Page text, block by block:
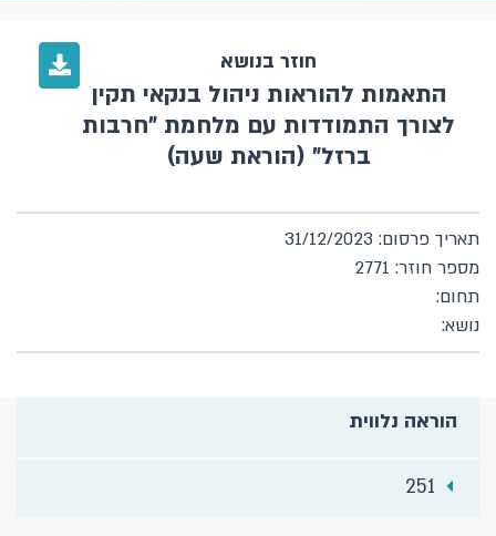
חוזר בנושא
התאמות להוראות ניהול בנקאי תקין
לצורך התמודדות עם מלחמת "חרבות
ברזל" (הוראת שעה)
תאריך פרסום: 31/12/2023
מספר חוזר: 2771
תחום:
נושא:
הוראה נלווית
251